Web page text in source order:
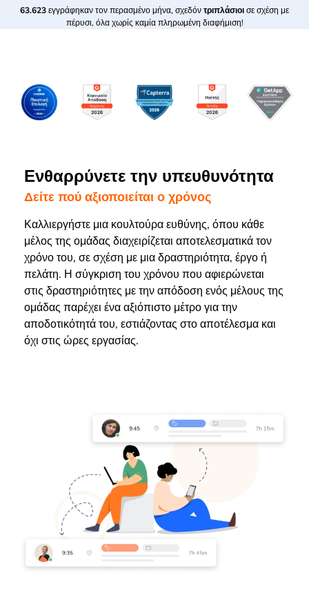
63.623εγγράφηκαν τον περασμένο μήνα, σχεδόντριπλάσιοισε σχέση με
πέρυσι, όλα χωρίς καμία πληρωμένη διαφήμιση!
Ενθαρρύνετε την υπευθυνότητα
Δείτε πού αξιοποιείται ο χρόνος
Καλλιεργήστε μια κουλτούρα ευθύνης, όπου κάθε
μέλος της ομάδας διαχειρίζεται αποτελεσματικά τον
χρόνο του, σε σχέση με μια δραστηριότητα, έργο ή
πελάτη. Η σύγκριση του χρόνου που αφιερώνεται
στις δραστηριότητες με την απόδοση ενός μέλους της
ομάδας παρέχει ένα αξιόπιστο μέτρο για την
αποδοτικότητά του, εστιάζοντας στο αποτέλεσμα και
όχι στις ώρες εργασίας.